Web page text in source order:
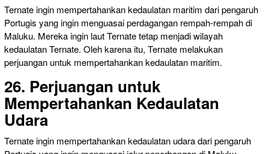
Ternate ingin mempertahankan kedaulatan maritim dari pengaruh
Portugis yang ingin menguasai perdagangan rempah-rempah di
Maluku. Mereka ingin laut Ternate tetap menjadi wilayah
kedaulatan Ternate. Oleh karena itu, Ternate melakukan
perjuangan untuk mempertahankan kedaulatan maritim.
26. Perjuangan untuk
Mempertahankan Kedaulatan
Udara
Ternate ingin mempertahankan kedaulatan udara dari pengaruh